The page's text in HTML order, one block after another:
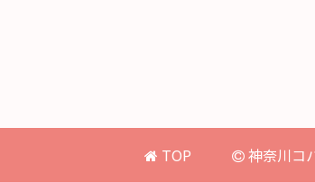
TOP 神奈川コ